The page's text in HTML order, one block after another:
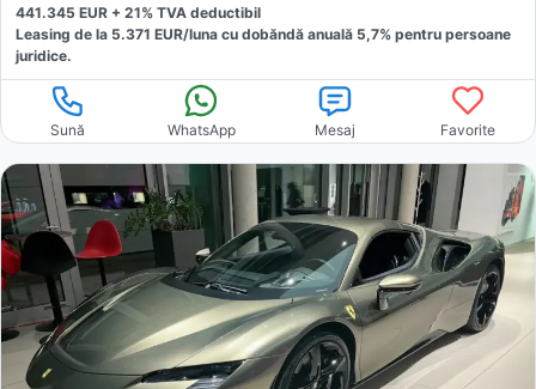
441.345 EUR + 21% TVA deductibil
Leasing de la 5.371 EUR/luna cu dobăndă anuală 5,7% pentru persoane
juridice.
Sună WhatsApp Mesaj Favorite